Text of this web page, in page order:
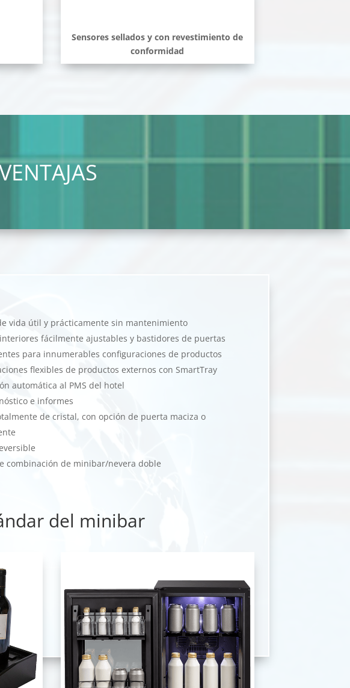
Sensores sellados y con revestimiento de
conformidad
vida útil y prácticamente sin mantenimiento
fácilmente ajustables y bastidores de puertas
para innumerables configuraciones de productos
flexibles de productos externos con SmartTray
automática al PMS del hotel
e informes
de cristal, con opción de puerta maciza o
combinación de minibar/nevera doble
del minibar